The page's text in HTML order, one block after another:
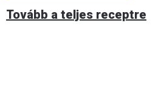
Tovább a teljes receptre